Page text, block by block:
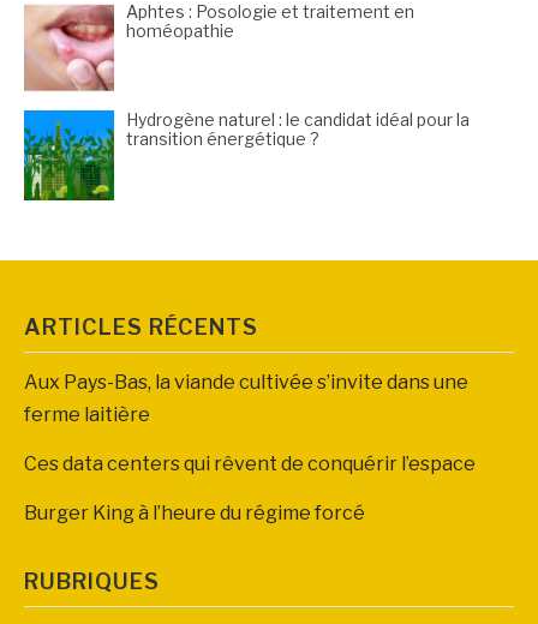
Aphtes : Posologie et traitement en
homéopathie
Hydrogène naturel : le candidat idéal pour la
transition énergétique ?
ARTICLES RÉCENTS
Aux Pays-Bas, la viande cultivée s’invite dans une
ferme laitière
Ces data centers qui rêvent de conquérir l’espace
Burger King à l’heure du régime forcé
RUBRIQUES